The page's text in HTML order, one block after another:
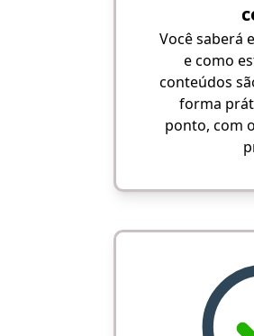
Você saberá
e como
conteúdos
forma
ponto, com